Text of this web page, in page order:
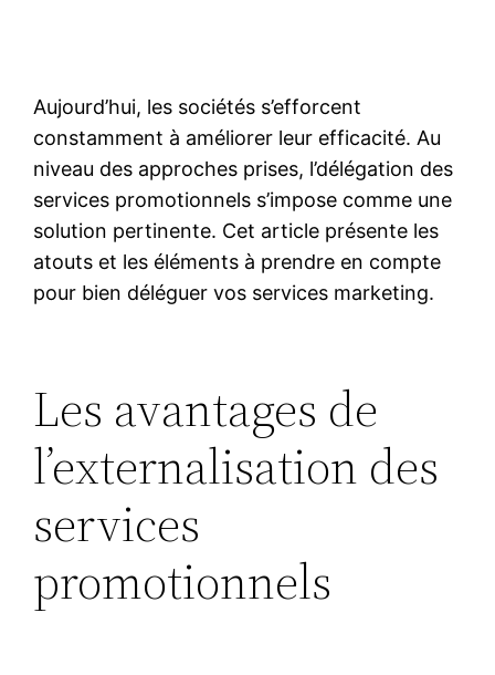
Aujourd’hui, les sociétés s’efforcent
constamment à améliorer leur efficacité. Au
niveau des approches prises, l’délégation des
services promotionnels s’impose comme une
solution pertinente. Cet article présente les
atouts et les éléments à prendre en compte
pour bien déléguer vos services marketing.
Les avantages de
l’externalisation des
services
promotionnels